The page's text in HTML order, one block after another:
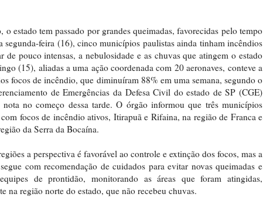
o estado tem passado por grandes queimadas, favorecidas pelo tempo
segunda-feira (16), cinco municípios paulistas ainda tinham incêndios
de pouco intensas, a nebulosidade e as chuvas que atingem o estado
(15), aliadas a uma ação coordenada com 20 aeronaves, conteve a
focos de incêndio, que diminuíram 88% em uma semana, segundo o
de Emergências da Defesa Civil do estado de SP (CGE)
no começo dessa tarde. O órgão informou que três municípios
focos de incêndio ativos, Itirapuã e Rifaina, na região de Franca e
da Serra da Bocaína.
a perspectiva é favorável ao controle e extinção dos focos, mas a
com recomendação de cuidados para evitar novas queimadas e
de prontidão, monitorando as áreas que foram atingidas,
na região norte do estado, que não recebeu chuvas.